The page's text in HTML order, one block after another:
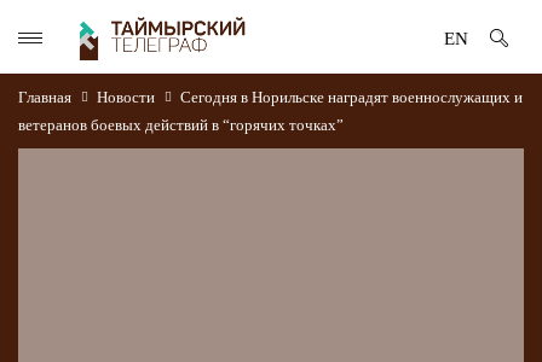
EN
Главная Новости
Сегодня в Норильске наградят военнослужащих и
ветеранов боевых действий в “горячих точках”